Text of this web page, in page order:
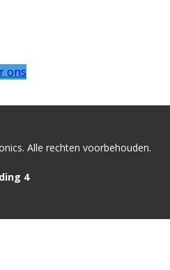
ons
Alle rechten voorbehouden.
4